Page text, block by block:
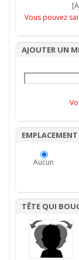
Vous pouvez
AJOUTER UN
Aucun
TÊTE QUI